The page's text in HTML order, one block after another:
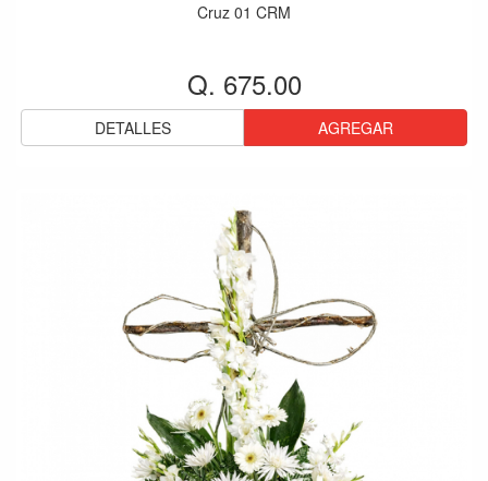
Cruz 01 CRM
Q. 675.00
DETALLES AGREGAR